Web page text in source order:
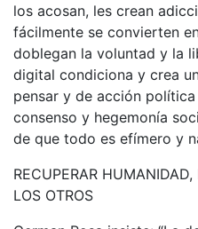
los acosan, les crean
fácilmente se convierten
doblegan la voluntad y la
digital condiciona y crea
pensar y de acción
consenso y hegemonía
de que todo es efímero y
RECUPERAR
LOS OTROS